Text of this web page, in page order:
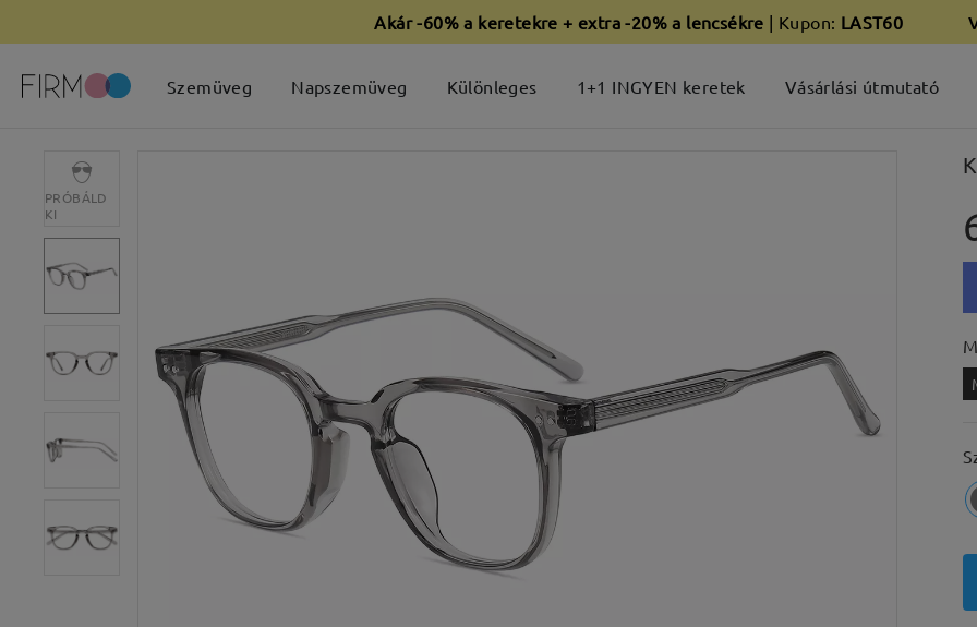
Akár -60% a keretekre + extra -20% a lencsékre | Kupon: LAST60
Szemüveg Napszemüveg Különleges 1+1 INGYEN keretek Vásárlási útmutató
PRÓBÁLD
KI